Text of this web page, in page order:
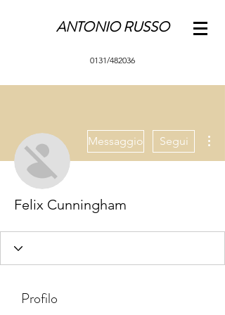
ANTONIO RUSSO
0131/482036
Messaggio Segui
Felix Cunningham
Profilo